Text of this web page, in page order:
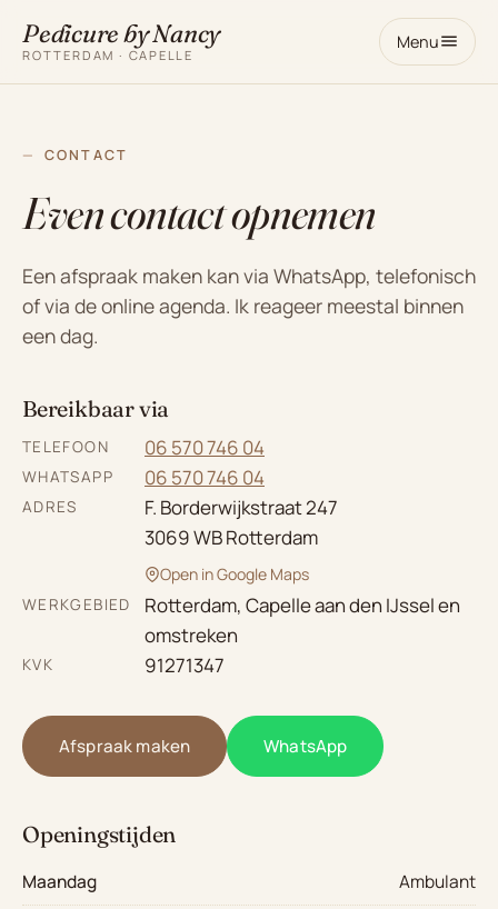
Pedicure by Nancy
ROTTERDAM · CAPELLE
Menu
CONTACT
Even contact opnemen
Een afspraak maken kan via WhatsApp, telefonisch
of via de online agenda. Ik reageer meestal binnen
een dag.
Bereikbaar via
TELEFOON 06 570 746 04
WHATSAPP 06 570 746 04
ADRES
F. Borderwijkstraat 247
3069 WB Rotterdam
Open in Google Maps
WERKGEBIED
Rotterdam, Capelle aan den IJssel en
omstreken
KVK 91271347
Afspraak maken WhatsApp
Openingstijden
Maandag
Ambulant